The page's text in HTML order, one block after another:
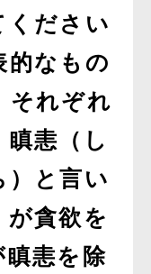
ください
的なもの
それぞれ
恚（し
）と言い
が貪欲を
瞋恚を除